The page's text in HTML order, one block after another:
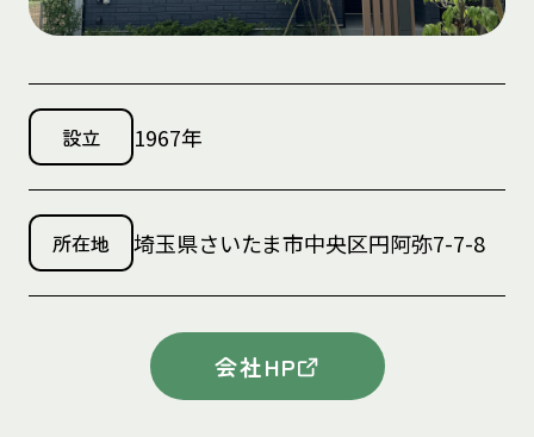
設立 1967年
所在地 埼玉県さいたま市中央区円阿弥7-7-8
会社HP